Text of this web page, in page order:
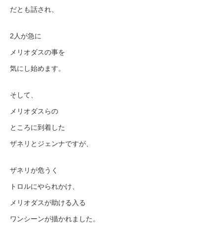
だとも話され、
2人が急に
メリオダスの事を
気にし始めます。
そして、
メリオダスらの
ところに到着した
ザネリとジェンナですが、
ザネリが危うく
トロルにやられかけ、
メリオダスが助ける入る
ワンシーンが描かれました。